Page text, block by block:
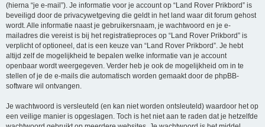
(hierna “je e-mail”). Je informatie voor je account op “Land Rover Prikbord” is
beveiligd door de privacywetgeving die geldt in het land waar dit forum gehost
wordt. Alle informatie naast je gebruikersnaam, je wachtwoord en je e-
mailadres die vereist is bij het registratieproces op “Land Rover Prikbord” is
verplicht of optioneel, dat is een keuze van “Land Rover Prikbord”. Je hebt
altijd zelf de mogelijkheid te bepalen welke informatie van je account
openbaar wordt weergegeven. Verder heb je ook de mogelijkheid om in te
stellen of je de e-mails die automatisch worden gemaakt door de phpBB-
software wil ontvangen.
Je wachtwoord is versleuteld (en kan niet worden ontsleuteld) waardoor het op
een veilige manier is opgeslagen. Toch is het niet aan te raden dat je hetzelfde